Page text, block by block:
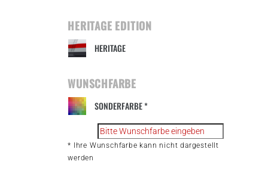
HERITAGE EDITION
HERITAGE
WUNSCHFARBE
SONDERFARBE *
* Ihre Wunschfarbe kann nicht dargestellt
werden